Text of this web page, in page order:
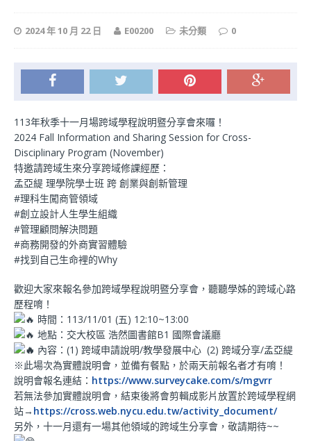
2024 年 10 月 22 日 E00200 未分類 0
113年秋季十一月場跨域學程說明暨分享會來囉！
2024 Fall Information and Sharing Session for Cross-
Disciplinary Program (November)
特邀請跨域生來分享跨域修課經歷：
孟亞緹 理學院學士班 跨 創業與創新管理
#理科生闖商管領域
#創立設計人生學生組織
#管理顧問解決問題
#商務開發的外商實習體驗
#找到自己生命裡的Why
歡迎大家來報名參加跨域學程說明暨分享會，聽聽學姊的跨域心路
歷程唷！
時間： 113/11/01 (五) 12:10~13:00
地點：交大校區 浩然圖書館B1 國際會議廳
內容：(1) 跨域申請說明/教學發展中心 (2) 跨域分享/孟亞緹
※此場次為實體說明會，並備有餐點，於兩天前報名者才有唷！
說明會報名連結： https://www.surveycake.com/s/mgvrr
若無法參加實體說明會，結束後將會剪輯成影片放置於跨域學程網
站→ https://cross.web.nycu.edu.tw/activity_document/
另外，十一月還有一場其他領域的跨域生分享會，敬請期待~~